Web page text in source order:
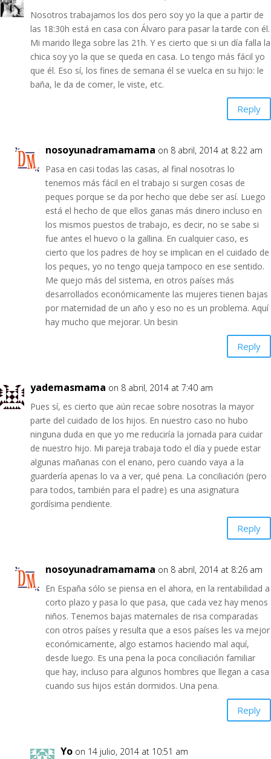
Nosotros trabajamos los dos pero soy yo la que a partir de
las 18:30h está en casa con Álvaro para pasar la tarde con él.
Mi marido llega sobre las 21h. Y es cierto que si un día falla la
chica soy yo la que se queda en casa. Lo tengo más fácil yo
que él. Eso sí, los fines de semana él se vuelca en su hijo: le
baña, le da de comer, le viste, etc.
Reply
nosoyunadramamama on 8 abril, 2014 at 8:22 am
Pasa en casi todas las casas, al final nosotras lo
tenemos más fácil en el trabajo si surgen cosas de
peques porque se da por hecho que debe ser así. Luego
está el hecho de que ellos ganas más dinero incluso en
los mismos puestos de trabajo, es decir, no se sabe si
fue antes el huevo o la gallina. En cualquier caso, es
cierto que los padres de hoy se implican en el cuidado de
los peques, yo no tengo queja tampoco en ese sentido.
Me quejo más del sistema, en otros países más
desarrollados económicamente las mujeres tienen bajas
por maternidad de un año y eso no es un problema. Aquí
hay mucho que mejorar. Un besin
Reply
yademasmama on 8 abril, 2014 at 7:40 am
Pues sí, es cierto que aún recae sobre nosotras la mayor
parte del cuidado de los hijos. En nuestro caso no hubo
ninguna duda en que yo me reduciría la jornada para cuidar
de nuestro hijo. Mi pareja trabaja todo el día y puede estar
algunas mañanas con el enano, pero cuando vaya a la
guardería apenas lo va a ver, qué pena. La conciliación (pero
para todos, también para el padre) es una asignatura
gordísima pendiente.
Reply
nosoyunadramamama on 8 abril, 2014 at 8:26 am
En España sólo se piensa en el ahora, en la rentabilidad a
corto plazo y pasa lo que pasa, que cada vez hay menos
niños. Tenemos bajas maternales de risa comparadas
con otros países y resulta que a esos países les va mejor
económicamente, algo estamos haciendo mal aquí,
desde luego. Es una pena la poca conciliación familiar
que hay, incluso para algunos hombres que llegan a casa
cuando sus hijos están dormidos. Una pena.
Reply
Yo on 14 julio, 2014 at 10:51 am